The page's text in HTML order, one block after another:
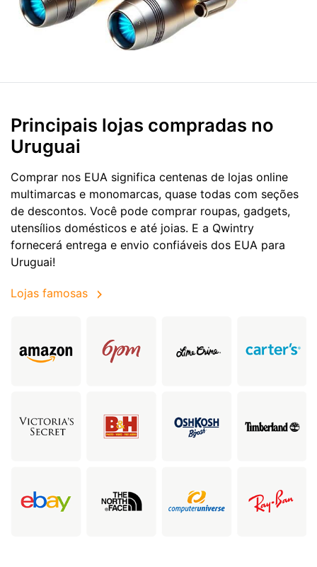
Principais lojas compradas no
Uruguai
Comprar nos EUA significa centenas de lojas online
multimarcas e monomarcas, quase todas com seções
de descontos. Você pode comprar roupas, gadgets,
utensílios domésticos e até joias. E a Qwintry
fornecerá entrega e envio confiáveis dos EUA para
Uruguai!
Lojas famosas